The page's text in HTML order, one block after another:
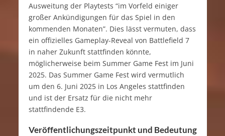
Ausweitung der Playtests “im Vorfeld einiger
großer Ankündigungen für das Spiel in den
kommenden Monaten”. Dies lässt vermuten, dass
ein offizielles Gameplay-Reveal von Battlefield 7
in naher Zukunft stattfinden könnte,
möglicherweise beim Summer Game Fest im Juni
2025. Das Summer Game Fest wird vermutlich
um den 6. Juni 2025 in Los Angeles stattfinden
und ist der Ersatz für die nicht mehr
stattfindende E3.
Veröffentlichungszeitpunkt und Bedeutung